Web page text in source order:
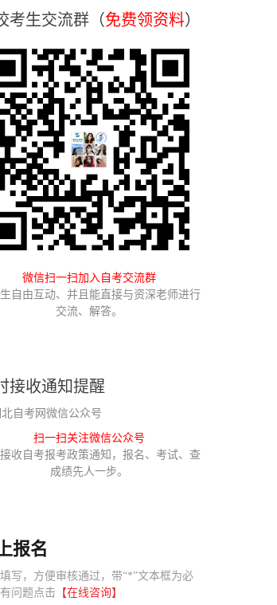
考生交流群（免费领资料）
微信扫一扫加入自考交流群
自由互动、并且能直接与资深老师进行
交流、解答。
接收通知提醒
扫一扫关注微信公众号
收自考报考政策通知，报名、考试、查
成绩先人一步。
报名
写，方便审核通过，带“*”文本框为必
问题点击 【在线咨询】